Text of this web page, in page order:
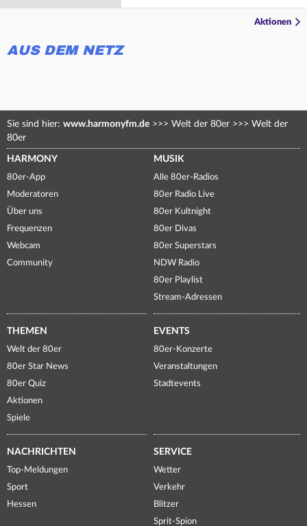
Aktionen
AUS DEM NETZ
Sie sind hier: www.harmonyfm.de >>> Welt der 80er >>> Welt der
80er
HARMONY
80er-App
Moderatoren
Über uns
Frequenzen
Webcam
Community
MUSIK
Alle 80er-Radios
80er Radio Live
80er Kultnight
80er Divas
80er Superstars
NDW Radio
80er Playlist
Stream-Adressen
THEMEN
Welt der 80er
80er Star News
80er Quiz
Aktionen
Spiele
EVENTS
80er-Konzerte
Veranstaltungen
Stadtevents
NACHRICHTEN
Top-Meldungen
Sport
Hessen
SERVICE
Wetter
Verkehr
Blitzer
Sprit-Spion